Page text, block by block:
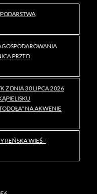
PRZED
Z DNIA 30 LIPCA 2026
NA AKWENIE
REŃSKA WIEŚ -